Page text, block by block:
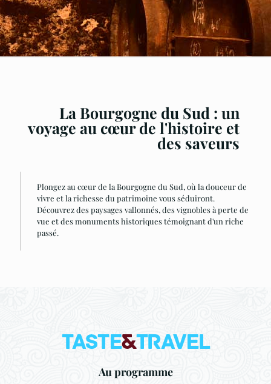
La Bourgogne du Sud : un
voyage au cœur de l'histoire et
des saveurs
Plongez au cœur de la Bourgogne du Sud, où la douceur de
vivre et la richesse du patrimoine vous séduiront.
Découvrez des paysages vallonnés, des vignobles à perte de
vue et des monuments historiques témoignant d'un riche
passé.
Au programme